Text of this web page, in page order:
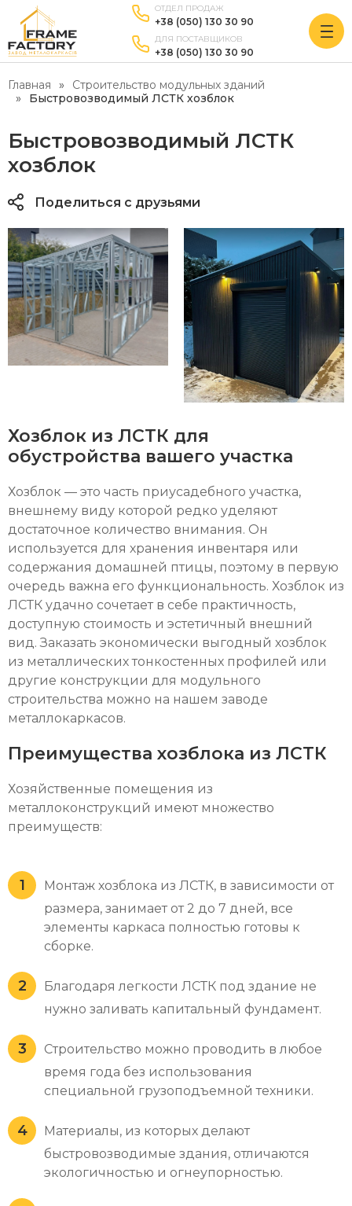
ОТДЕЛ ПРОДАЖ
+38 (050) 130 30 90
ДЛЯ ПОСТАВЩИКОВ
+38 (050) 130 30 90
Главная
Строительство модульных зданий
Быстровозводимый ЛСТК хозблок
Быстровозводимый ЛСТК
хозблок
Поделиться с друзьями
Хозблок из ЛСТК для
обустройства вашего участка
Хозблок — это часть приусадебного участка,
внешнему виду которой редко уделяют
достаточное количество внимания. Он
используется для хранения инвентаря или
содержания домашней птицы, поэтому в первую
очередь важна его функциональность. Хозблок из
ЛСТК удачно сочетает в себе практичность,
доступную стоимость и эстетичный внешний
вид. Заказать экономически выгодный хозблок
из металлических тонкостенных профилей или
другие конструкции для модульного
строительства можно на нашем заводе
металлокаркасов.
Преимущества хозблока из ЛСТК
Хозяйственные помещения из
металлоконструкций имеют множество
преимуществ:
Монтаж хозблока из ЛСТК, в зависимости от
размера, занимает от 2 до 7 дней, все
элементы каркаса полностью готовы к
сборке.
Благодаря легкости ЛСТК под здание не
нужно заливать капитальный фундамент.
Строительство можно проводить в любое
время года без использования
специальной грузоподъемной техники.
Материалы, из которых делают
быстровозводимые здания, отличаются
экологичностью и огнеупорностью.